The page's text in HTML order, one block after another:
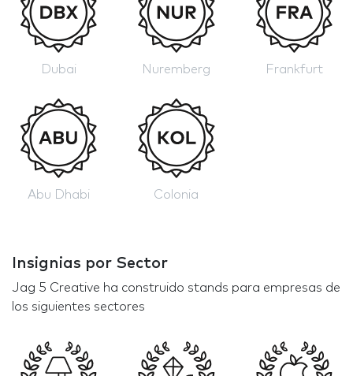
Dubai Nuremberg Frankfurt
Abu Dhabi Colonia
Insignias por Sector
Jag 5 Creative ha construido stands para empresas de
los siguientes sectores